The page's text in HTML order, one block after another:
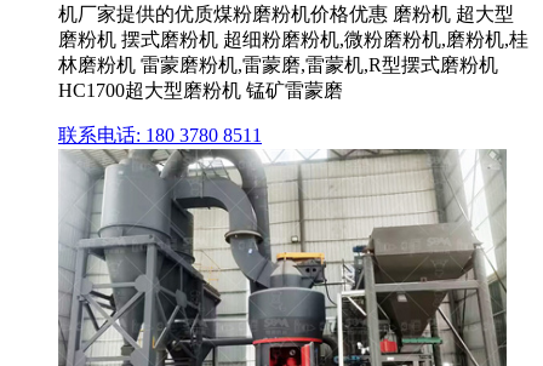
机厂家提供的优质煤粉磨粉机价格优惠 磨粉机 超大型
磨粉机 摆式磨粉机 超细粉磨粉机,微粉磨粉机,磨粉机,桂
林磨粉机 雷蒙磨粉机,雷蒙磨,雷蒙机,R型摆式磨粉机
HC1700超大型磨粉机 锰矿雷蒙磨
联系电话: 180 3780 8511